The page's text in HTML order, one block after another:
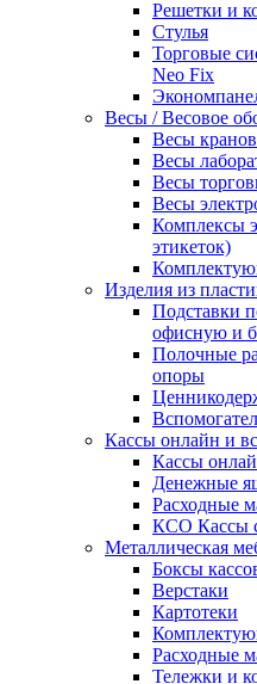
Решетки и
Стулья
Торговые
Neo Fix
Весы / Весовое
Весы
Весы
Весы
Весы
Комплексы
этикеток)
Изделия из
Подставки
офисную и
Полочные
опоры
Кассы онлайн и
Кассы
Денежные
Расходные
КСО Кассы
Металлическая
Боксы
Верстаки
Картотеки
Расходные
Тележки и